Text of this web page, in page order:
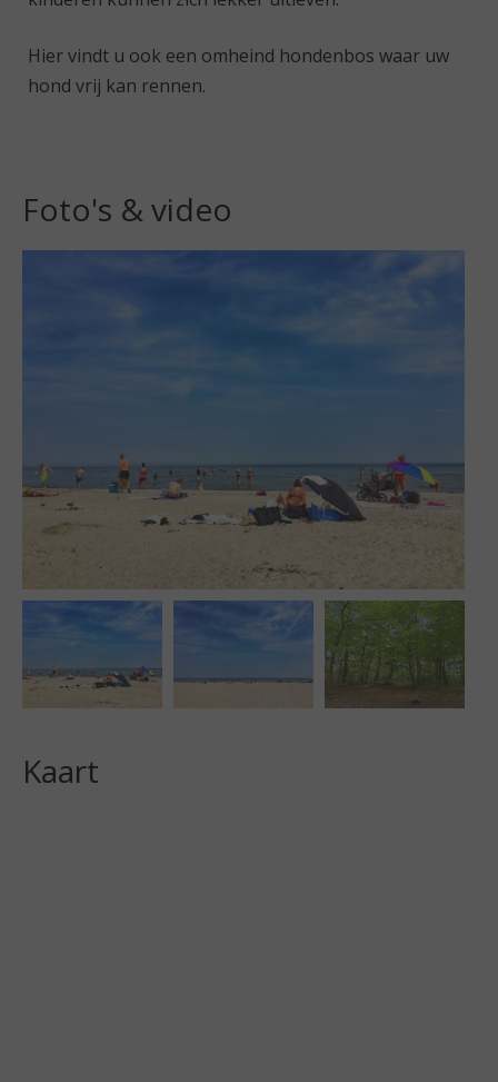
Hier vindt u ook een omheind hondenbos waar uw
hond vrij kan rennen.
Foto's & video
Kaart